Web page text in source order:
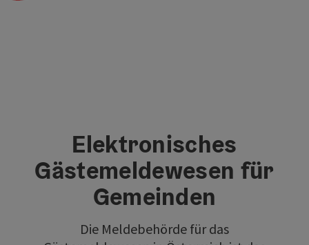
Elektronisches
Gästemeldewesen für
Gemeinden
Die Meldebehörde für das